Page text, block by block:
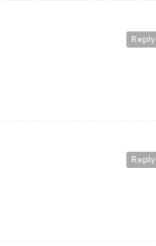
Reply
Reply